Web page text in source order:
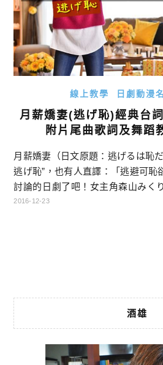
線上教學 日劇動漫
月薪嬌妻(逃げ恥)經典台
附片尾曲歌詞及舞蹈
月薪嬌妻（日文原題：逃げるは恥
逃げ恥”，也有人直譯：「逃避可恥
討論的日劇了吧！女主角森山みく
愛的外表，內心卻很會分析，一切
2016-12-23
酒雄